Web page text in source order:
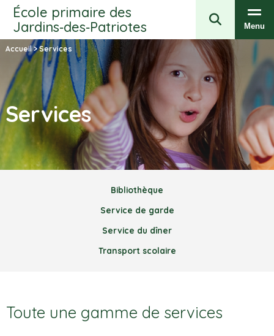
École primaire des
Jardins‑des‑Patriotes
Menu
Accueil>Services
Services
Bibliothèque
Service de garde
Service du dîner
Transport scolaire
Toute une gamme de services